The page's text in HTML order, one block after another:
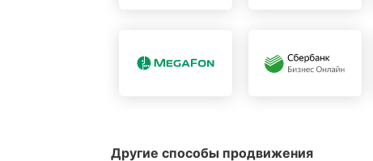
Другие способы продвижения